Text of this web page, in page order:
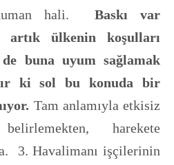
hali. Baskı var
artık ülkenin koşulları
buna uyum sağlamak
ki sol bu konuda bir
Tam anlamıyla etkisiz
harekete
3. Havalimanı işçilerinin